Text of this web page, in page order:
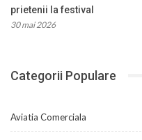
prietenii la festival
30 mai 2026
Categorii Populare
Aviatia Comerciala